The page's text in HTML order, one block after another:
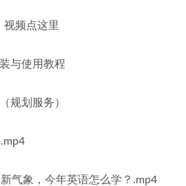
视频点这里
与使用教程
规划服务）
气象，今年英语怎么学？.mp4